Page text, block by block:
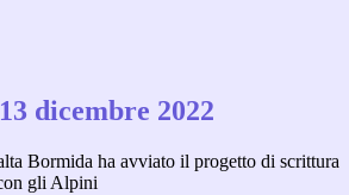
dicembre 2022
Bormida ha avviato il progetto di scrittura
gli Alpini